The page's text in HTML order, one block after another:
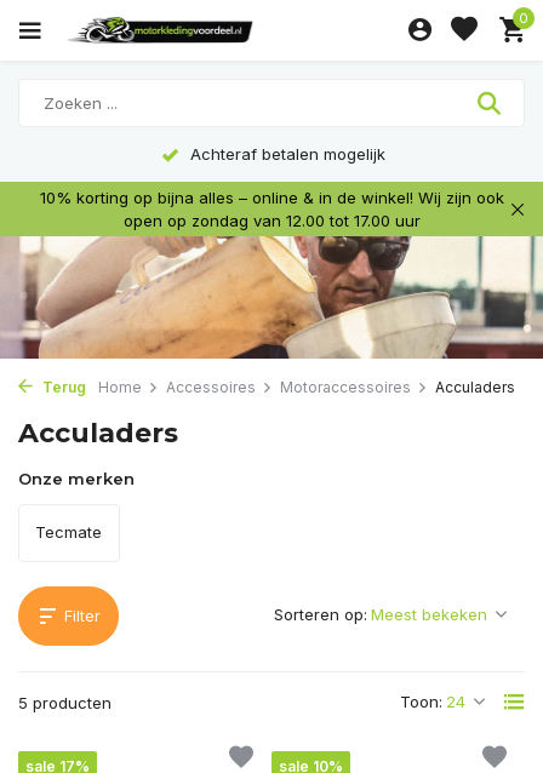
0
Achteraf betalen mogelijk
10% korting op bijna alles – online & in de winkel! Wij zijn ook
open op zondag van 12.00 tot 17.00 uur
Terug Home Accessoires Motoraccessoires Acculaders
Acculaders
Onze merken
Tecmate
Filter
5 producten Toon:
Sorteren op:
sale 17% sale 10%